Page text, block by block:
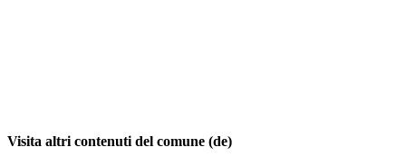
Visita altri contenuti del comune (de)